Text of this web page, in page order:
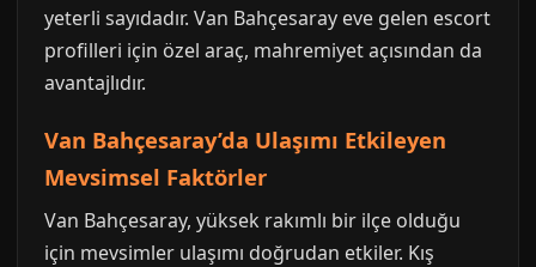
yeterli sayıdadır. Van Bahçesaray eve gelen escort
profilleri için özel araç, mahremiyet açısından da
avantajlıdır.
Van Bahçesaray’da Ulaşımı Etkileyen
Mevsimsel Faktörler
Van Bahçesaray, yüksek rakımlı bir ilçe olduğu
için mevsimler ulaşımı doğrudan etkiler. Kış